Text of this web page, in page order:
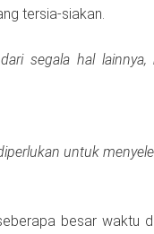
tersia-siakan.
segala hal
untuk
besar waktu